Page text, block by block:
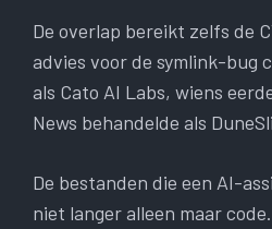
De overlap bereikt zelfs de
advies voor de symlink-bug
als Cato AI Labs, wiens
News behandelde als
De bestanden die een AI-
niet langer alleen maar